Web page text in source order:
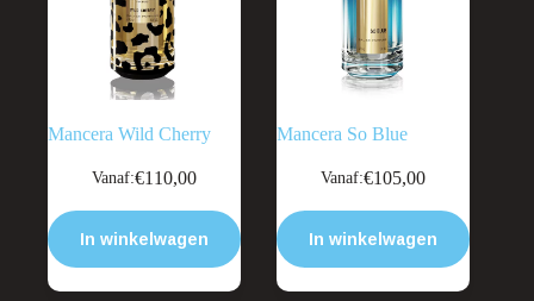
Mancera Wild Cherry
Vanaf:€110,00
In winkelwagen
product
variaties.
Deze
optie
Mancera So Blue
Vanaf:€105,00
In winkelwagen
product
variaties.
Deze
optie